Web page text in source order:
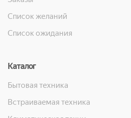
Список желаний
Список ожидания
Каталог
Бытовая техника
Встраиваемая техника